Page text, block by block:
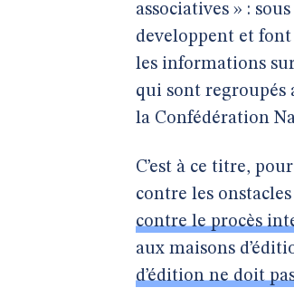
associatives » :
developpent et
les informations
qui sont regroupés
la Confédération
C’est à ce titre,
contre les
contre le procès
aux maisons
d’édition ne doit